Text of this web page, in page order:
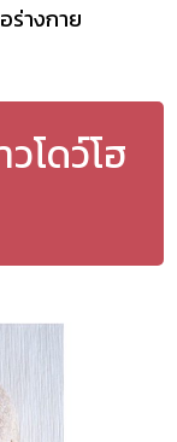
ร่างกาย
โดว์โฮ